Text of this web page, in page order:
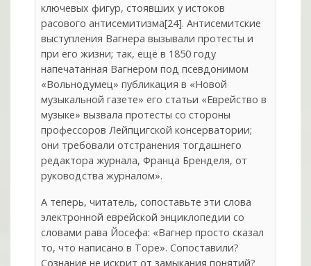
ключевых фигур, стоявших у истоков
расового антисемитизма[24]. Антисемитские
выступления Вагнера вызывали протесты и
при его жизни; так, ещё в 1850 году
напечатанная Вагнером под псевдонимом
«Вольнодумец» публикация в «Новой
музыкальной газете» его статьи «Еврейство в
музыке» вызвала протесты со стороны
профессоров Лейпцигской консерватории;
они требовали отстранения тогдашнего
редактора журнала, Франца Бренделя, от
руководства журналом».
А теперь, читатель, сопоставьте эти слова
электронной еврейской энциклопедии со
словами рава Йосефа: «Вагнер просто сказал
то, что написано в Торе». Сопоставили?
Сознание не искрит от замыкания понятий?